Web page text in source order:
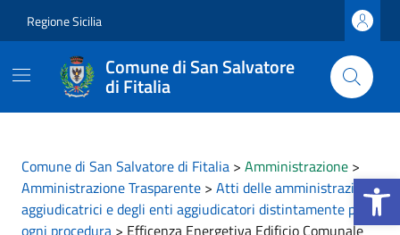
Apri la
Regione Sicilia
Comune di San Salvatore
di Fitalia
Comune di San Salvatore di Fitalia > Amministrazione >
Amministrazione Trasparente > Atti delle amministrazioni
aggiudicatrici e degli enti aggiudicatori distintamente per
ogni procedura > Efficenza Energetiva Edificio Comunale